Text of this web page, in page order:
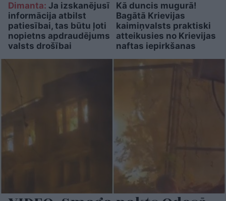
Dimanta: Ja izskanējusī
informācija atbilst
patiesībai, tas būtu ļoti
nopietns apdraudējums
valsts drošībai
Kā duncis mugurā!
Bagātā Krievijas
kaimiņvalsts praktiski
atteikusies no Krievijas
naftas iepirkšanas